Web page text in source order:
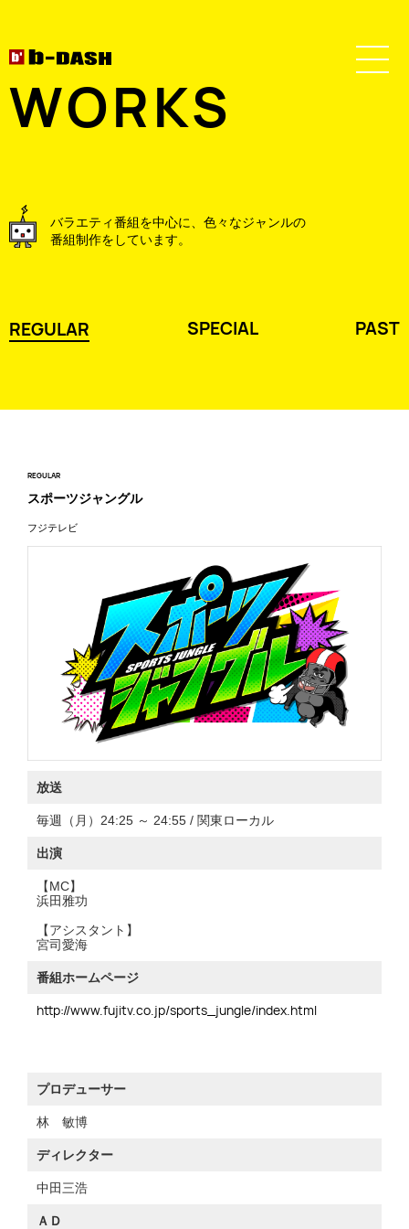
WORKS
バラエティ番組を中心に、色々なジャンルの
番組制作をしています。
REGULAR SPECIAL PAST
REGULAR
スポーツジャングル
フジテレビ
放送
毎週（月）24:25 ～ 24:55 / 関東ローカル
出演
【MC】
浜田雅功
【アシスタント】
宮司愛海
番組ホームページ
http://www.fujitv.co.jp/sports_jungle/index.html
プロデューサー
林 敏博
ディレクター
中田三浩
ＡＤ